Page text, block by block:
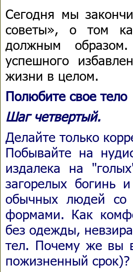
Сегодня мы
советы», о том
должным
успешного
жизни в целом.
Полюбите свое тело
Шаг четвертый.
Делайте только
Побывайте на
издалека на
загорелых богинь
обычных людей со
формами. Как
без одежды,
тел. Почему же вы
пожизненный срок)?